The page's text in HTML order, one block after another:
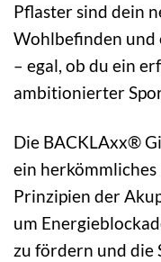
Pflaster sind dein
Wohlbefinden und
– egal, ob du ein
ambitionierter
Die BACKLAxx®
ein herkömmliches
Prinzipien der
um
zu fördern und die